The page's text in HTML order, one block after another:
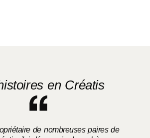
en Créatis
de nombreuses paires de